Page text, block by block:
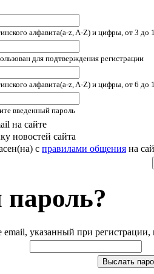
алфавита(a-z, A-Z) и цифры, от 3 до
для подтверждения регистрации
алфавита(a-z, A-Z) и цифры, от 6 до
введенный пароль
на сайте
новостей сайта
с правилами общения на
email, указанный при